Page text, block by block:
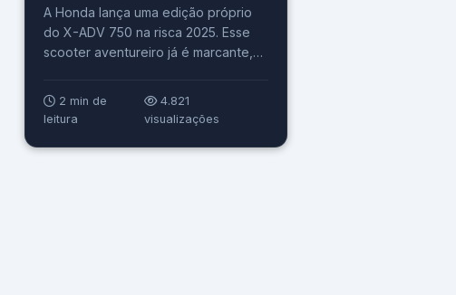
A Honda lança uma edição próprio
do X-ADV 750 na risca 2025. Esse
scooter aventureiro já é marcante,
falar outra coisa, todavia, agora vem
nesta novidade pintura diferenciada.
Reino Uno, o Honda X-ADV Special
2 min de
leitura
4.821
visualizações